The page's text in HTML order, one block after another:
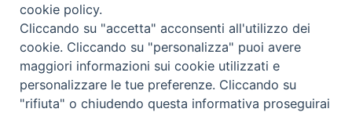
Copyright © 2019 - Tutti i diritti riservati - Vita
Trentina Editrice
Privacy Policy
Torna
cookie policy.
Cliccando su "accetta" acconsenti all'utilizzo dei
cookie. Cliccando su "personalizza" puoi avere
maggiori informazioni sui cookie utilizzati e
personalizzare le tue preferenze. Cliccando su
"rifiuta" o chiudendo questa informativa proseguirai